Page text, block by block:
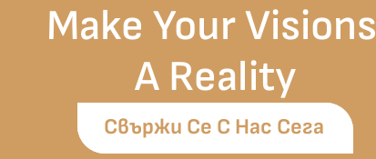
Make Your Visions
A Reality
Свържи Се С Нас Сега